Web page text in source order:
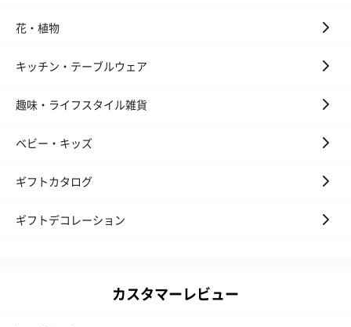
花・植物
キッチン・テーブルウェア
趣味・ライフスタイル雑貨
ベビー・キッズ
ギフトカタログ
ギフトデコレーション
カスタマーレビュー